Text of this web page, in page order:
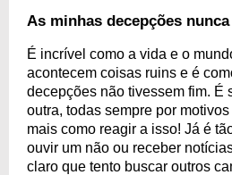
As minhas decepções
É incrível como a vida e o
acontecem coisas ruins e é
decepções não tivessem fim. É
outra, todas sempre por
mais como reagir a isso! Já é
ouvir um não ou receber
claro que tento buscar outros